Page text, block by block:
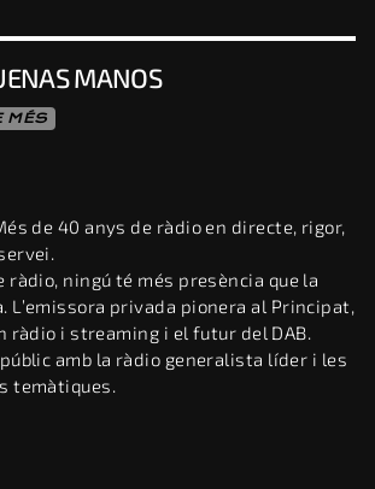
MANOS
MÉS
de 40 anys de ràdio en directe, rigor,
ràdio, ningú té més presència que la
L’emissora privada pionera al Principat,
ràdio i streaming i el futur del DAB.
amb la ràdio generalista líder i les
temàtiques.